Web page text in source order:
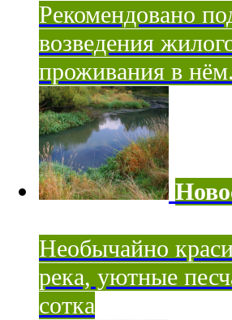
Рекомендовано
возведения
проживания в
Необычайно
река, уютные
сотка